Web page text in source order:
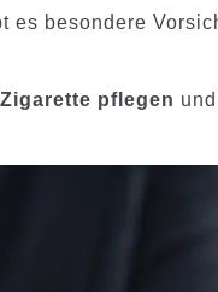
besondere
pflegen